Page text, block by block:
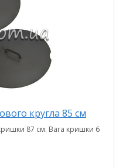
кругла 85 см
87 см. Вага кришки 6